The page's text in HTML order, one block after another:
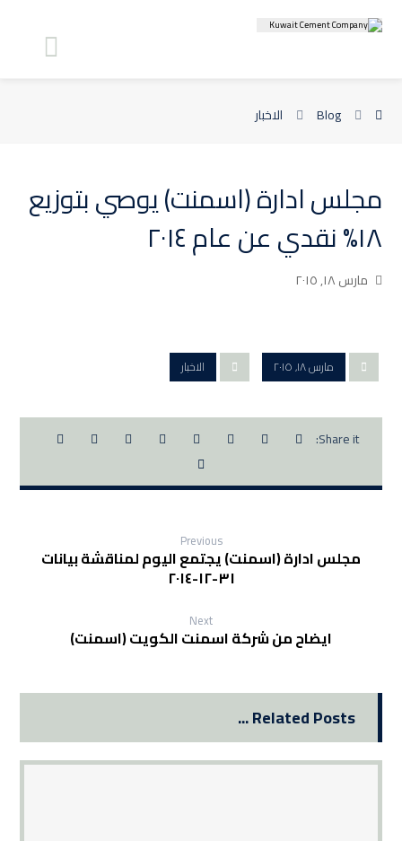
Blog الاخبار
مجلس ادارة (اسمنت) يوصي بتوزيع
١٨% نقدي عن عام ٢٠١٤
مارس ١٨, ٢٠١٥
مارس ١٨, ٢٠١٥ الاخبار
Previous
مجلس ادارة (اسمنت) يجتمع اليوم لمناقشة بيانات
٣١-١٢-٢٠١٤
Next
ايضاح من شركة اسمنت الكويت (اسمنت)
Related Posts ...